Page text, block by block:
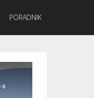
PORADNIK